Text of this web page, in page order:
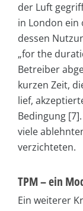
der Luft
in London ein
dessen
„for the
Betreiber
kurzen Zeit,
lief,
Bedingung
viele
verzichteten.
TPM – ein
Ein weiterer